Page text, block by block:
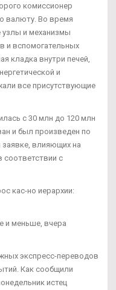
комиссионер
валюту. Во время
и механизмы
и вспомогательных
кладка внутри печей,
и
все присутствующие
с 30 млн до 120 млн
и был произведен по
влияющих на
соответствии с
кас-но иерархии:
и меньше, вчера
экспресс-переводов
Как сообщили
истец